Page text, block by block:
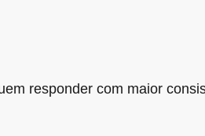
responder com maior